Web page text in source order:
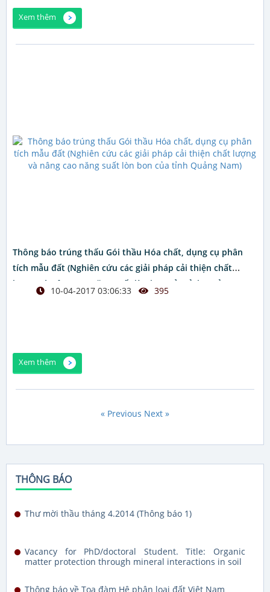
THÔNG BÁO
Thư mời thầu tháng 4.2014 (Thông báo 1)
Vacancy for PhD/doctoral Student. Title: Organic
matter protection through mineral interactions in soil
Thông báo về Tọa đàm Hệ phân loại đất Việt Nam
Xem thêm
Thông báo trúng thấu Gói thầu Hóa chất, dụng cụ phân
tích mẫu đất (Nghiên cứu các giải pháp cải thiện chất
lượng và nâng cao năng suất lòn bon của tỉnh Quảng Nam)
10-04-2017 03:06:33 395
Xem thêm
« Previous Next »